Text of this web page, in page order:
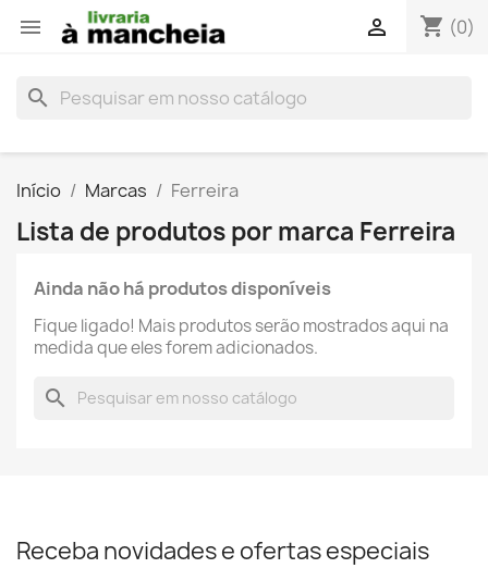
 shopping_cart (0)

search
Início Marcas Ferreira
Lista de produtos por marca Ferreira
Ainda não há produtos disponíveis
Fique ligado! Mais produtos serão mostrados aqui na
medida que eles forem adicionados.
search
Receba novidades e ofertas especiais